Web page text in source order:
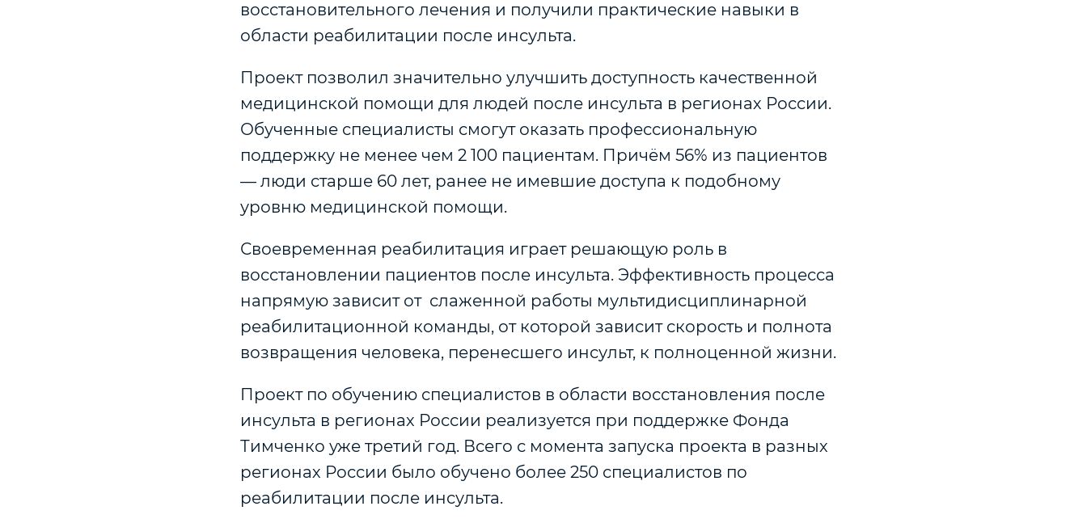
восстановительного лечения и получили практические навыки в
области реабилитации после инсульта.
Проект позволил значительно улучшить доступность качественной
медицинской помощи для людей после инсульта в регионах России.
Обученные специалисты смогут оказать профессиональную
поддержку не менее чем 2 100 пациентам. Причём 56% из пациентов
— люди старше 60 лет, ранее не имевшие доступа к подобному
уровню медицинской помощи.
Своевременная реабилитация играет решающую роль в
восстановлении пациентов после инсульта. Эффективность процесса
напрямую зависит от слаженной работы мультидисциплинарной
реабилитационной команды, от которой зависит скорость и полнота
возвращения человека, перенесшего инсульт, к полноценной жизни.
Проект по обучению специалистов в области восстановления после
инсульта в регионах России реализуется при поддержке Фонда
Тимченко уже третий год. Всего с момента запуска проекта в разных
регионах России было обучено более 250 специалистов по
реабилитации после инсульта.